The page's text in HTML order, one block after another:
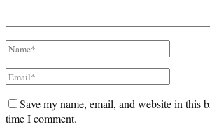
Save my name, email, and website in this
time I comment.